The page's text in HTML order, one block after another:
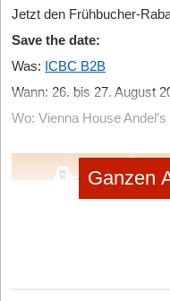
Jetzt den Frühbucher-
Save the date:
Was: ICBC B2B
Wann: 26. bis 27. August
Wo: Vienna House Andel’s
Ganzen